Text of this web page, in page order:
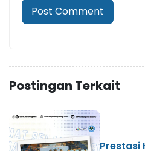
Postingan Terkait
Prestasi